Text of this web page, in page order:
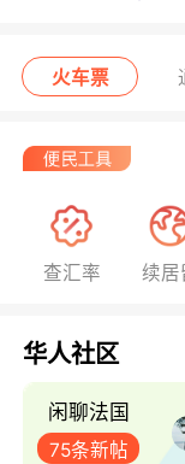
火车票
查汇率 续居
华人社区
闲聊法国
75条新帖